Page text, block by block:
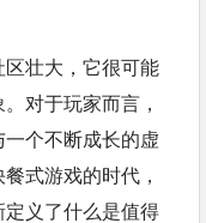
区壮大，它很可能
对于玩家而言，
个不断成长的虚
式游戏的时代，
定义了什么是值得